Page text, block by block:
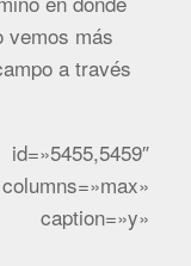
vemos más
a través